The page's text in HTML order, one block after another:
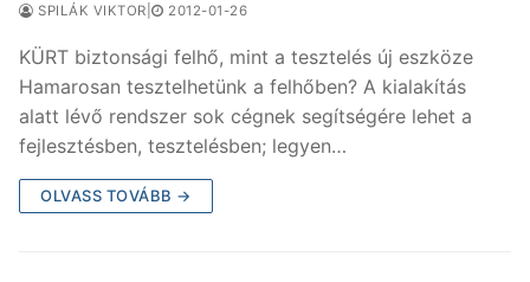
SPILÁK VIKTOR 2012-01-26
KÜRT biztonsági felhő, mint a tesztelés új eszköze
Hamarosan tesztelhetünk a felhőben? A kialakítás
alatt lévő rendszer sok cégnek segítségére lehet a
fejlesztésben, tesztelésben; legyen…
OLVASS TOVÁBB →